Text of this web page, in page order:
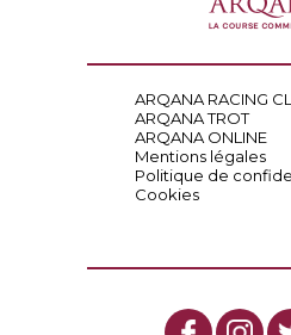
ARQANA RACING
ARQANA TROT
ARQANA ONLINE
Mentions légales
Politique de
Cookies